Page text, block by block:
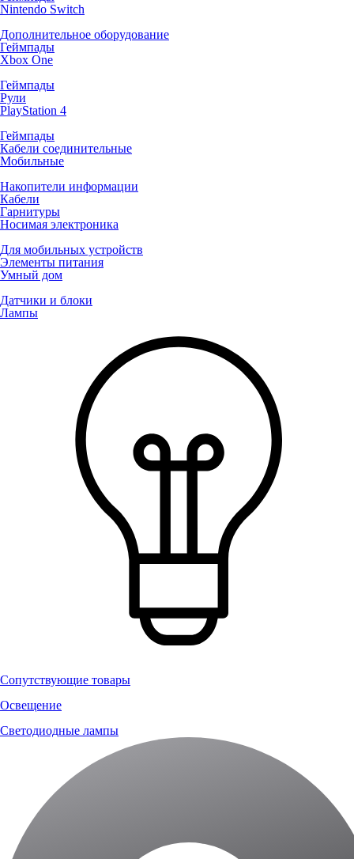
Nintendo Switch
Дополнительное оборудование
Геймпады
Xbox One
Геймпады
Рули
PlayStation 4
Геймпады
Кабели соединительные
Мобильные
Накопители информации
Кабели
Гарнитуры
Носимая электроника
Для мобильных устройств
Элементы питания
Умный дом
Датчики и блоки
Лампы
Сопутствующие товары
Освещение
Светодиодные лампы